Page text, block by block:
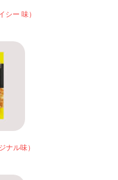
シー 味）
ナル味）